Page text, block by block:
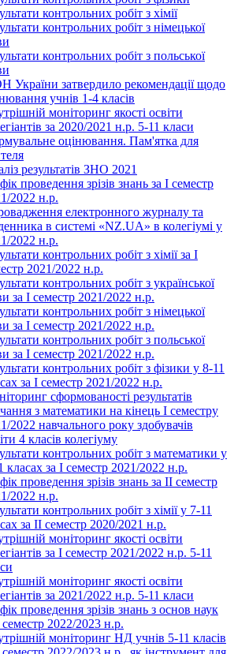
контрольних робіт з хімії
контрольних робіт з німецької
контрольних робіт з польської
України затвердило рекомендації щодо
учнів 1-4 класів
моніторинг якості освіти
за 2020/2021 н.р. 5-11 класи
оцінювання. Пам'ятка для
результатів ЗНО 2021
проведення зрізів знань за І семестр
2022 н.р.
електронного журналу та
в системі «NZ.UA» в колегіумі у
2022 н.р.
контрольних робіт з хімії за І
2021/2022 н.р.
контрольних робіт з української
за І семестр 2021/2022 н.р.
контрольних робіт з німецької
за І семестр 2021/2022 н.р.
контрольних робіт з польської
за І семестр 2021/2022 н.р.
контрольних робіт з фізики у 8-11
за І семестр 2021/2022 н.р.
сформованості результатів
з математики на кінець І семестру
2022 навчального року здобувачів
4 класів колегіуму
контрольних робіт з математики у
класах за І семестр 2021/2022 н.р.
проведення зрізів знань за ІІ семестр
2022 н.р.
контрольних робіт з хімії у 7-11
за ІІ семестр 2020/2021 н.р.
моніторинг якості освіти
за І семестр 2021/2022 н.р. 5-11
моніторинг якості освіти
за 2021/2022 н.р. 5-11 класи
проведення зрізів знань з основ наук
семестр 2022/2023 н.р.
моніторинг НД учнів 5-11 класів